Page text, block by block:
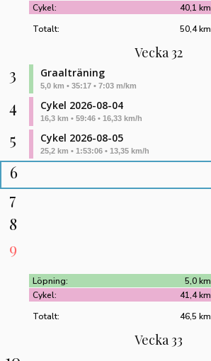
Cykel:
40,1 km
Totalt:
50,4 km
Vecka 32
3 Graalträning
5,0 km • 35:17 • 7:03 m/km
4 Cykel 2026-08-04
16,3 km • 59:46 • 16,33 km/h
5 Cykel 2026-08-05
25,2 km • 1:53:06 • 13,35 km/h
6
7
8
9
Löpning:
5,0 km
Cykel:
41,4 km
Totalt:
46,5 km
Vecka 33